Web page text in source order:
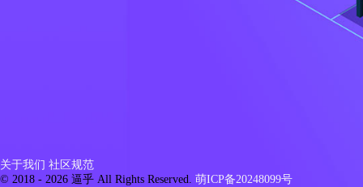
关于我们 社区规范
© 2018 - 2026 逼乎 All Rights Reserved. 萌ICP备20248099号